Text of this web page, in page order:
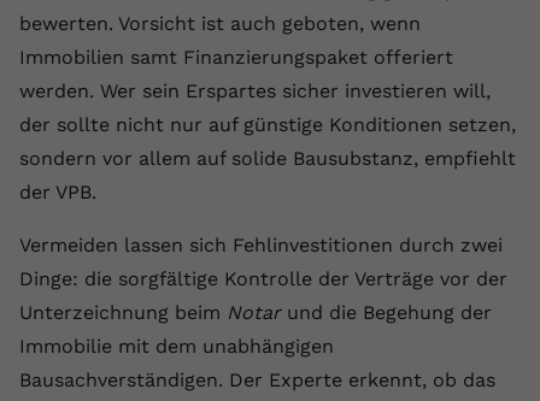
bewerten. Vorsicht ist auch geboten, wenn
Immobilien samt Finanzierungspaket offeriert
werden. Wer sein Erspartes sicher investieren will,
der sollte nicht nur auf günstige Konditionen setzen,
sondern vor allem auf solide Bausubstanz, empfiehlt
der VPB.
Vermeiden lassen sich Fehlinvestitionen durch zwei
Dinge: die sorgfältige Kontrolle der Verträge vor der
Unterzeichnung beim Notarund die Begehung der
Immobilie mit dem unabhängigen
Bausachverständigen. Der Experte erkennt, ob das
Laufzeit Session
Zweck
Dieses Cookie wird verwendet, um die
Speicherung von
Benutzereinstellungen zu ermöglichen.
Zweck
Tracking-Informationen zu sammeln,
indem es eine eindeutige ID zum
Einbetten von Videos auf der Website
setzt.
Laufzeit 2 Jahre
Zweck
eingebettete YouTube-Videos und
registriert anonyme statistische Daten.